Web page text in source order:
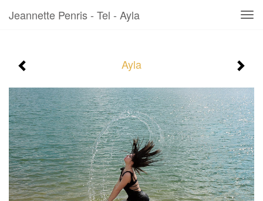
Jeannette Penris - Tel - Ayla
Ayla